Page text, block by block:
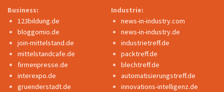
Business:
123bildung.de
bloggomio.de
join-mittelstand.de
mittelstandcafe.de
firmenpresse.de
interexpo.de
gruenderstadt.de
Industrie:
news-in-industry.com
news-in-industry.de
industrietreff.de
packtreff.de
blechtreff.de
automatisierungstreff.de
innovations-intelligenz.de